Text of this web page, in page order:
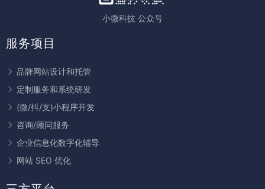
小微科技 公众号
服务项目
品牌网站设计和托管
定制服务和系统研发
(微/抖/支)小程序开发
咨询/顾问服务
企业信息化数字化辅导
网站 SEO 优化